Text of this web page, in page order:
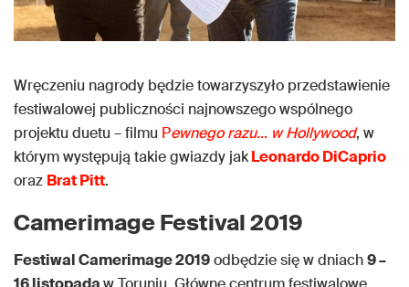
Wręczeniu nagrody będzie towarzyszyło przedstawienie
festiwalowej publiczności najnowszego wspólnego
projektu duetu – filmu Pewnego razu… w Hollywood, w
którym występują takie gwiazdy jakLeonardo DiCaprio
oraz Brat Pitt.
Camerimage Festival 2019
Festiwal Camerimage 2019odbędzie się w dniach9 –